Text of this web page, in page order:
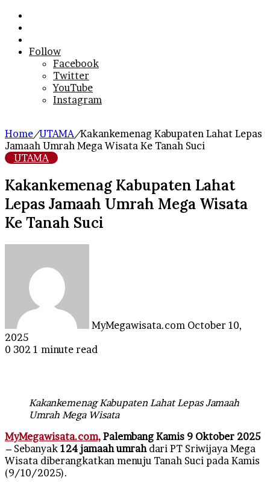
In
Follow
Facebook
Twitter
YouTube
Instagram
Home/UTAMA/Kakankemenag Kabupaten Lahat Lepas
Jamaah Umrah Mega Wisata Ke Tanah Suci
UTAMA
Kakankemenag Kabupaten Lahat
Lepas Jamaah Umrah Mega Wisata
Ke Tanah Suci
MyMegawisata.com October 10,
2025
0 302 1 minute read
Kakankemenag Kabupaten Lahat Lepas Jamaah
Umrah Mega Wisata
MyMegawisata.com, Palembang Kamis 9 Oktober 2025
– Sebanyak 124 jamaah umrahdari PT Sriwijaya Mega
Wisata diberangkatkan menuju Tanah Suci pada Kamis
(9/10/2025).